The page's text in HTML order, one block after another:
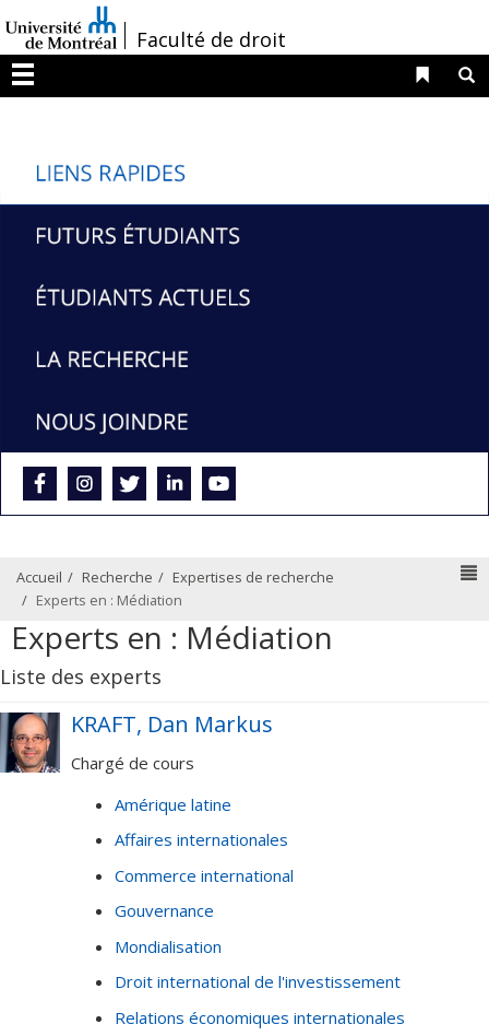
au
contenu
/Faculté de droit
Menu
Liens
Accueil Recherche
Expertises de recherche
Experts en : Médiation
Experts en : Médiation
Liste des experts
KRAFT, Dan Markus
Chargé de cours
Amérique latine
Affaires internationales
Commerce international
Gouvernance
Mondialisation
Droit international de l'investissement
Relations économiques internationales